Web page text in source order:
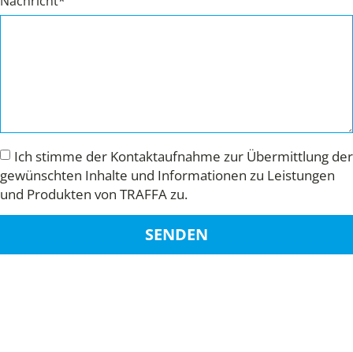
Ich stimme der Kontaktaufnahme zur Übermittlung der
gewünschten Inhalte und Informationen zu Leistungen
und Produkten von TRAFFA zu.
SENDEN